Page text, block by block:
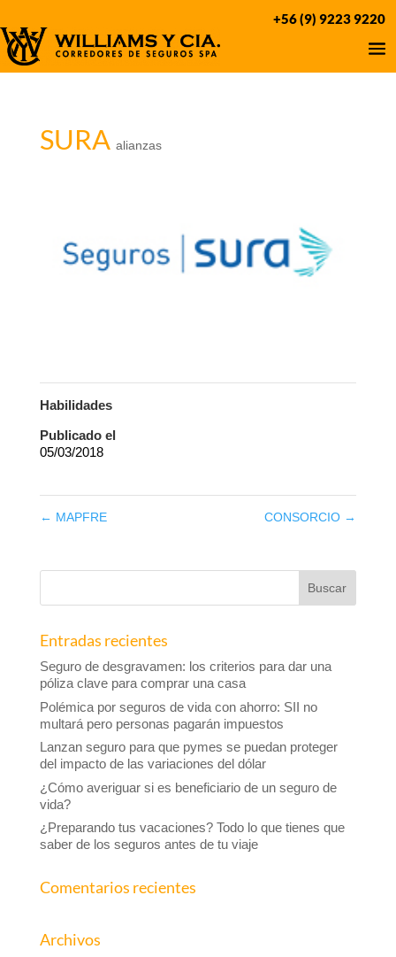
+56 (9) 9223 9220
SURA alianzas
Habilidades
Publicado el
05/03/2018
← MAPFRE CONSORCIO →
Entradas recientes
Seguro de desgravamen: los criterios para dar una
póliza clave para comprar una casa
Polémica por seguros de vida con ahorro: SII no
multará pero personas pagarán impuestos
Lanzan seguro para que pymes se puedan proteger
del impacto de las variaciones del dólar
¿Cómo averiguar si es beneficiario de un seguro de
vida?
¿Preparando tus vacaciones? Todo lo que tienes que
saber de los seguros antes de tu viaje
Comentarios recientes
Archivos